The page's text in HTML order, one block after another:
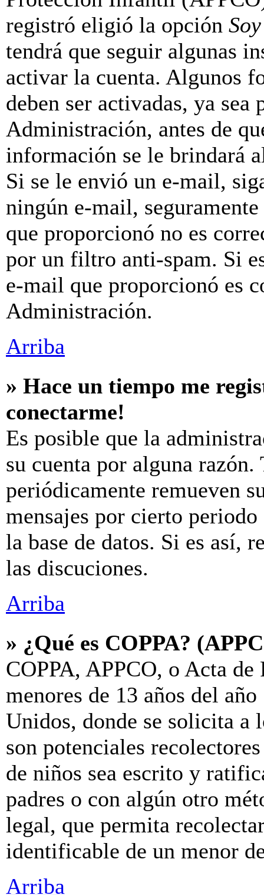
registró eligió la opción
tendrá que seguir algunas
activar la cuenta. Algunos
deben ser activadas, ya
Administración, antes de
información se le brindará
Si se le envió un e-mail,
ningún e-mail,
que proporcionó no es
por un filtro anti-spam. Si
e-mail que proporcionó es
Administración.
Arriba
» Hace un tiempo me
conectarme!
Es posible que la
su cuenta por alguna
periódicamente remueven
mensajes por cierto
la base de datos. Si es así,
las discuciones.
Arriba
» ¿Qué es COPPA?
COPPA, APPCO, o Acta
menores de 13 años del
Unidos, donde se solicita a
son potenciales
de niños sea escrito y
padres o con algún otro
legal, que permita
identificable de un menor
Arriba